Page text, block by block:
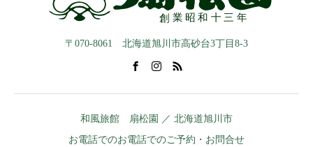
〒070-8061 北海道旭川市高砂台3丁目8-3
和風旅館 扇松園 ／ 北海道旭川市
お電話でのお電話でのご予約・お問合せ